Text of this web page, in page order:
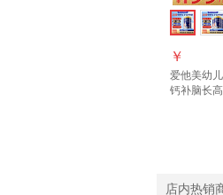
￥
爱他美幼
钙补脑长
店内热销